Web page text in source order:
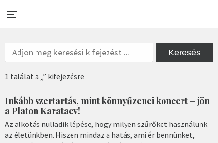
Keresés
1 találat a „” kifejezésre
Inkább szertartás, mint könnyűzenei koncert – jön
a Platon Karataev!
Az alkotás nulladik lépése, hogy milyen szűrőket használunk
az életünkben. Hiszen mindaz a hatás, ami ér bennünket,